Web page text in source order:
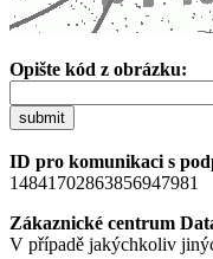
Opište kód z obrázku:
submit
ID pro komunikaci s
14841702863856947981
Zákaznické centrum
V případě jakýchkoliv